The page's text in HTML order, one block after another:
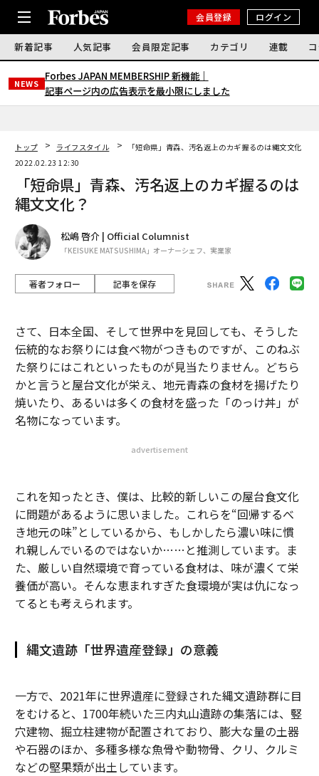
会員登録 ログイン
新着記事 人気記事 会員限定記事 カテゴリ 連載
NEWS
Forbes JAPAN MEMBERSHIP 新機能｜
記事ページ内の広告表示を最小限にしました
トップ ライフスタイル
「短命県」青森、汚名返上のカギ握るのは縄文文化？
2022.02.23 12:30
「短命県」青森、汚名返上のカギ握るのは
縄文文化？
松嶋 啓介 | Official Columnist
「KEISUKE MATSUSHIMA」オーナーシェフ、実業家
著者フォロー 記事を保存
さて、日本全国、そして世界中を見回しても、そうした
伝統的なお祭りには食べ物がつきものですが、このねぶ
た祭りにはこれといったものが見当たりません。どちら
かと言うと屋台文化が栄え、地元青森の食材を揚げたり
焼いたり、あるいは多くの食材を盛った「のっけ丼」が
名物になっています。
advertisement
これを知ったとき、僕は、比較的新しいこの屋台食文化
に問題があるように思いました。これらを“回帰するべ
き地元の味”としているから、もしかしたら濃い味に慣
れ親しんでいるのではないか……と推測しています。ま
た、厳しい自然環境で育っている食材は、味が濃くて栄
養価が高い。そんな恵まれすぎた食環境が実は仇になっ
てるとも考えられます。
縄文遺跡「世界遺産登録」の意義
一方で、2021年に世界遺産に登録された縄文遺跡群に目
をむけると、1700年続いた三内丸山遺跡の集落には、竪
穴建物、掘立柱建物が配置されており、膨大な量の土器
や石器のほか、多種多様な魚骨や動物骨、クリ、クルミ
などの堅果類が出土しています。